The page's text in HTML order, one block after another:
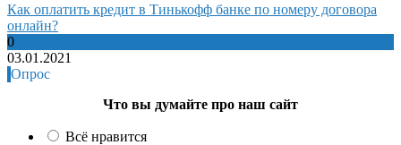
Как оплатить кредит в Тинькофф банке по номеру договора
онлайн?
0
03.01.2021
Опрос
Что вы думайте про наш сайт
Всё нравится